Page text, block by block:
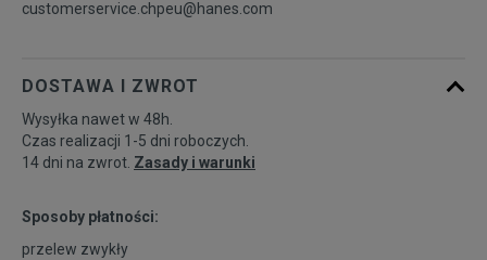
customerservice.chpeu@hanes.com
DOSTAWA I ZWROT
Wysyłka nawet w 48h.
Czas realizacji 1-5 dni roboczych.
14 dni na zwrot. Zasady i warunki
Sposoby płatności:
przelew zwykły